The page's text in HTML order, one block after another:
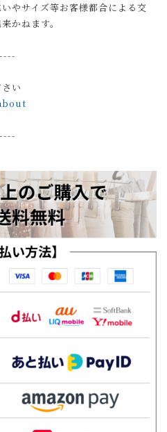
やサイズ等お客様都合による交
かねます。
い